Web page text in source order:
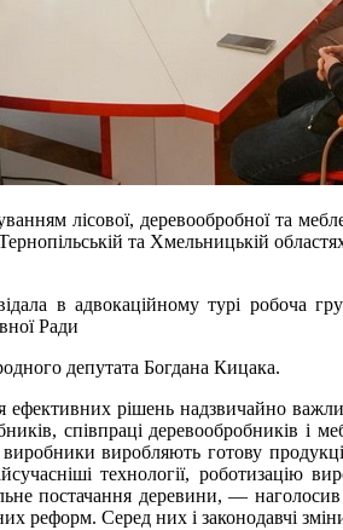
лісової, деревообробної та
Тернопільській та Хмельницькій
в адвокаційному турі робоча
Ради
депутата Богдана Кицака.
рішень надзвичайно
співпраці деревообробників
виробляють готову
технології, роботизацію
постачання деревини, —
реформ. Серед них і законодавчі